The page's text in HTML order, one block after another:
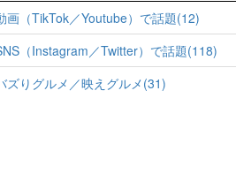
画（TikTok／Youtube）で話題(12)
（Instagram／Twitter）で話題(118)
ズりグルメ／映えグルメ(31)